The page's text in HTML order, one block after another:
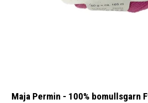
Maja Permin - 100% bomullsgarn